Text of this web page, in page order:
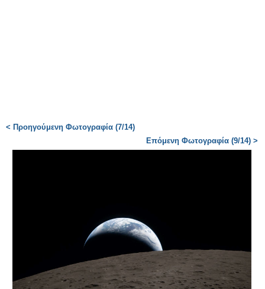
< Προηγούμενη Φωτογραφία (7/14)
Επόμενη Φωτογραφία (9/14) >